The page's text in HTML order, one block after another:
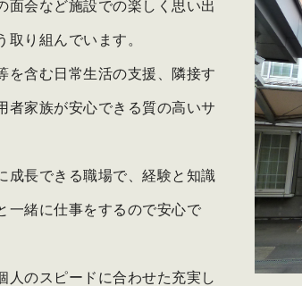
面会など施設での楽しく思い出
り組んでいます。
を含む日常生活の支援、隣接す
者家族が安心できる質の高いサ
成長できる職場で、経験と知識
一緒に仕事をするので安心で
人のスピードに合わせた充実し